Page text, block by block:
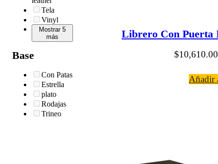
Tela
Vinyl
Mostrar 5
más
Base
Con Patas
Estrella
plato
Rodajas
Trineo
Librero Con Puerta
$10,610.00
Añadir